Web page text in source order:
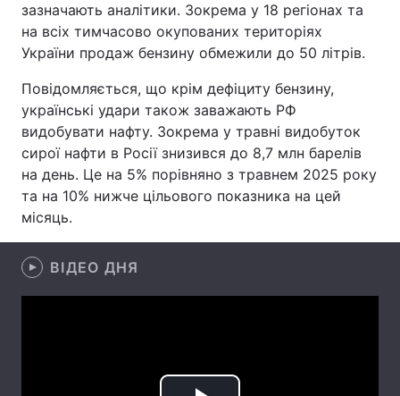
Здоров'я Туризм
Цікавинки Погода
Екологія Регіони
Лонгріди
Відео з Youtube Статті
Архів
зазначають аналітики. Зокрема у 18 регіонах та
на всіх тимчасово окупованих територіях
України продаж бензину обмежили до 50 літрів.
Повідомляється, що крім дефіциту бензину,
українські удари також заважають РФ
видобувати нафту. Зокрема у травні видобуток
сирої нафти в Росії знизився до 8,7 млн барелів
на день. Це на 5% порівняно з травнем 2025 року
та на 10% нижче цільового показника на цей
місяць.
ВІДЕО ДНЯ